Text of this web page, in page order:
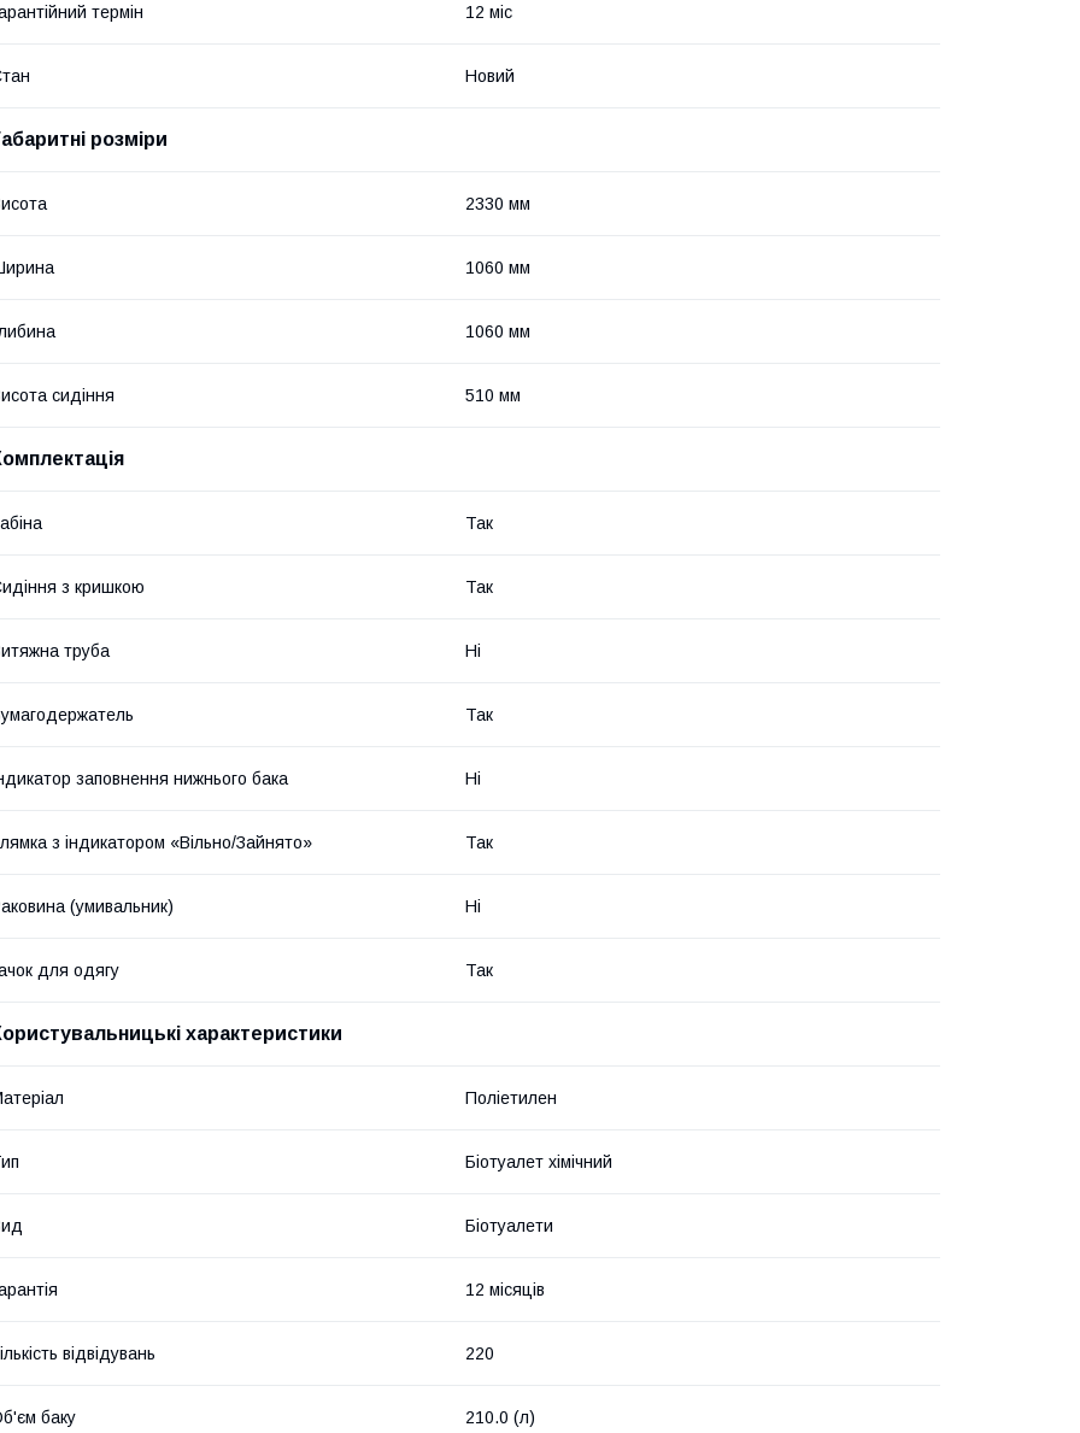
термін 12 міс
Новий
розміри
2330 мм
1060 мм
1060 мм
сидіння 510 мм
Так
з кришкою Так
труба Ні
Так
заповнення нижнього бака Ні
з індикатором «Вільно/Зайнято» Так
(умивальник) Ні
для одягу Так
характеристики
Поліетилен
Біотуалет хімічний
Біотуалети
12 місяців
відвідувань 220
баку 210.0 (л)